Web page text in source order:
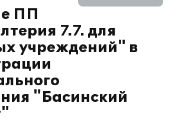
ПП
7.7. для
учреждений" в
"Басинский